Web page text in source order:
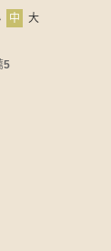
中 大
5